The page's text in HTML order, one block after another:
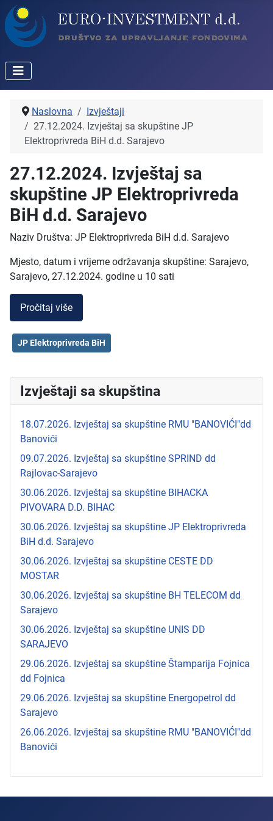
Naslovna
Izvještaji
27.12.2024. Izvještaj sa skupštine JP
Elektroprivreda BiH d.d. Sarajevo
27.12.2024. Izvještaj sa
skupštine JP Elektroprivreda
BiH d.d. Sarajevo
Naziv Društva: JP Elektroprivreda BiH d.d. Sarajevo
Mjesto, datum i vrijeme održavanja skupštine: Sarajevo,
Sarajevo, 27.12.2024. godine u 10 sati
Pročitaj više
JP Elektroprivreda BiH
Izvještaji sa skupština
18.07.2026. Izvještaj sa skupštine RMU "BANOVIĆI"dd
Banovići
09.07.2026. Izvještaj sa skupštine SPRIND dd
Rajlovac-Sarajevo
30.06.2026. Izvještaj sa skupštine BIHACKA
PIVOVARA D.D. BIHAC
30.06.2026. Izvještaj sa skupštine JP Elektroprivreda
BiH d.d. Sarajevo
30.06.2026. Izvještaj sa skupštine CESTE DD
MOSTAR
30.06.2026. Izvještaj sa skupštine BH TELECOM dd
Sarajevo
30.06.2026. Izvještaj sa skupštine UNIS DD
SARAJEVO
29.06.2026. Izvještaj sa skupštine Štamparija Fojnica
dd Fojnica
29.06.2026. Izvještaj sa skupštine Energopetrol dd
Sarajevo
26.06.2026. Izvještaj sa skupštine RMU "BANOVIĆI"dd
Banovići